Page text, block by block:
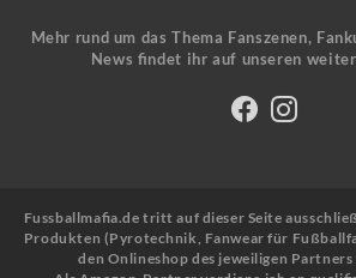
Mehr rund um das Thema Fanszenen,
News findet ihr auf unseren
Fussballmafia.de tritt auf dieser Seite
Produkten (Pyrotechnik, Fanwear für
den Onlineshop des jeweiligen